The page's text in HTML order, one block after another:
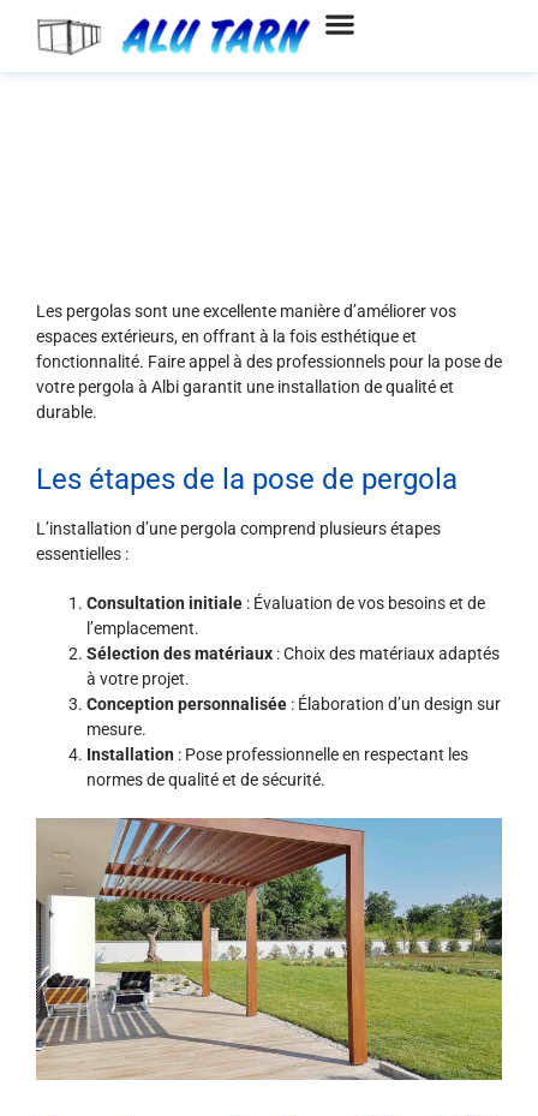
Les pergolas sont une excellente manière d’améliorer vos
espaces extérieurs, en offrant à la fois esthétique et
fonctionnalité. Faire appel à des professionnels pour la pose de
votre pergola à Albi garantit une installation de qualité et
durable.
Les étapes de la pose de pergola
L’installation d’une pergola comprend plusieurs étapes
essentielles :
Consultation initiale : Évaluation de vos besoins et de
l’emplacement.
Sélection des matériaux : Choix des matériaux adaptés
à votre projet.
Conception personnalisée : Élaboration d’un design sur
mesure.
Installation : Pose professionnelle en respectant les
normes de qualité et de sécurité.